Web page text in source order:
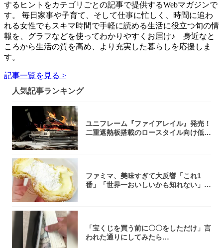
するヒントをカテゴリごとの記事で提供するWebマガジンで
す。 毎日家事や子育て、そして仕事に忙しく、時間に追わ
れる女性でもスキマ時間で手軽に読める生活に役立つ旬の情
報を、グラフなどを使ってわかりやすくお届け♪ 身近なと
ころから生活の質を高め、より充実した暮らしを応援しま
す。
記事一覧を見る >
人気記事ランキング
ユニフレーム『ファイアレイル』発売！
二重遮熱板搭載のロースタイル向け低型
ファミマ、美味すぎて大反響「これ1
番」「世界一おいしいかも知れない」
「宝くじを買う前に〇〇をしただけ」言
われた通りにしてみたら…